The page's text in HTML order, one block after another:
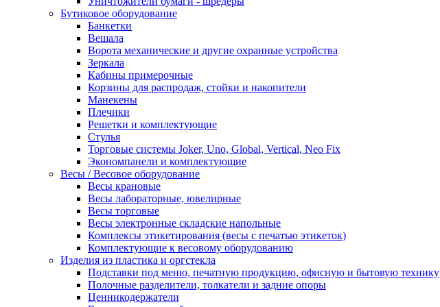
Бутиковое оборудование
Банкетки
Вешала
Ворота механические и другие охранные устройства
Зеркала
Кабины примерочные
Корзины для распродаж, стойки и накопители
Манекены
Плечики
Решетки и комплектующие
Стулья
Торговые системы Joker, Uno, Global, Vertical, Neo Fix
Экономпанели и комплектующие
Весы / Весовое оборудование
Весы крановые
Весы лабораторные, ювелирные
Весы торговые
Весы электронные складские напольные
Комплексы этикетирования (весы с печатью этикеток)
Комплектующие к весовому оборудованию
Изделия из пластика и оргстекла
Подставки под меню, печатную продукцию, офисную и бытовую технику
Полочные разделители, толкатели и задние опоры
Ценникодержатели